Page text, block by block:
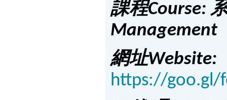
課程Course:
Management
網址Website:
https://goo.gl/